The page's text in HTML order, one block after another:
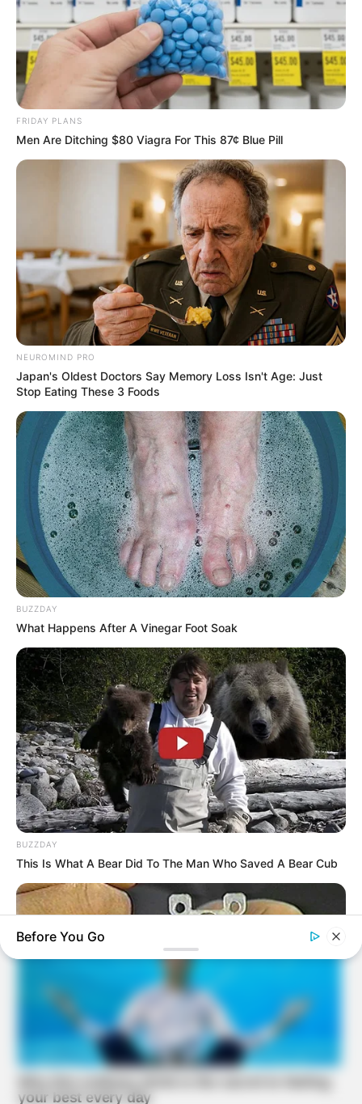
FRIDAY PLANS
Men Are Ditching $80 Viagra For This 87¢ Blue Pill
NEUROMIND PRO
Japan's Oldest Doctors Say Memory Loss Isn't Age: Just
Stop Eating These 3 Foods
BUZZDAY
What Happens After A Vinegar Foot Soak
BUZZDAY
This Is What A Bear Did To The Man Who Saved A Bear Cub
1 Simple Hack To Save On Your Electric Bill (Try Tonight)
Before You Go